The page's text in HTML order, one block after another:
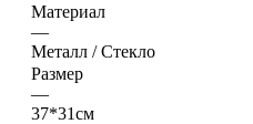
Материал
—
Металл / Стекло
Размер
—
37*31см